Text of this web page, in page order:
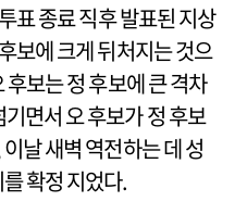
표 종료 직후 발표된 지상
보에 크게 뒤처지는 것으
보는 정 후보에 큰 격차
면서 오 후보가 정 후보
날 새벽 역전하는 데 성
확정 지었다.